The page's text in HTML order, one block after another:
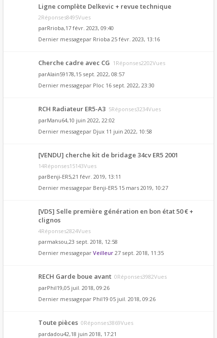
Ligne complète Delkevic + revue technique
2Réponses8495Vues
parRrioba,17 févr. 2023, 09:40
Dernier messagepar Rrioba 25 févr. 2023, 13:16
Cherche cadre avec CG 1Réponses2202Vues
parAlain59178,15 sept. 2022, 08:57
Dernier messagepar Ploc 16 sept. 2022, 23:30
RCH Radiateur ER5-A3 5Réponses3234Vues
parManu64,10 juin 2022, 22:02
Dernier messagepar Djux 11 juin 2022, 10:58
[VENDU] cherche kit de bridage 34cv ER5 2001
14Réponses15143Vues
parBenji-ER5,21 févr. 2019, 13:11
Dernier messagepar Benji-ER5 15 mars 2019, 10:27
[VDS] Selle première génération en bon état 50 € +
clignos
4Réponses2824Vues
parmaksou,23 sept. 2018, 12:58
Dernier messagepar Veilleur 27 sept. 2018, 11:35
RECH Garde boue avant 0Réponses3982Vues
parPhil19,05 juil. 2018, 09:26
Dernier messagepar Phil19 05 juil. 2018, 09:26
Toute pièces 0Réponses3869Vues
pardadou42,18 juin 2018, 17:21